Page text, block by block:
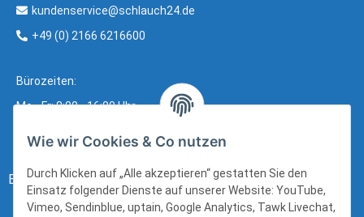
kundenservice@schlauch24.de
+49 (0) 2166 6216600
Bürozeiten:
Mo - Fr: 8:00 - 16:00 Uhr
Bezahlung:
Wie wir Cookies & Co nutzen
Durch Klicken auf „Alle akzeptieren“ gestatten Sie den
Einsatz folgender Dienste auf unserer Website: YouTube,
Vimeo, Sendinblue, uptain, Google Analytics, Tawk Livechat,